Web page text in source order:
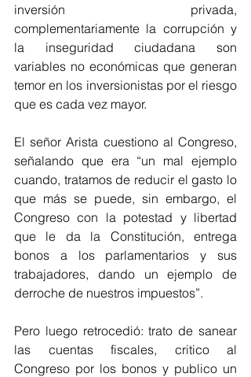
inversión privada,
complementariamente la corrupción y
la inseguridad ciudadana son
variables no económicas que generan
temor en los inversionistas por el riesgo
que es cada vez mayor.
El señor Arista cuestiono al Congreso,
señalando que era “un mal ejemplo
cuando, tratamos de reducir el gasto lo
que más se puede, sin embargo, el
Congreso con la potestad y libertad
que le da la Constitución, entrega
bonos a los parlamentarios y sus
trabajadores, dando un ejemplo de
derroche de nuestros impuestos”.
Pero luego retrocedió: trato de sanear
las cuentas fiscales, critico al
Congreso por los bonos y publico un